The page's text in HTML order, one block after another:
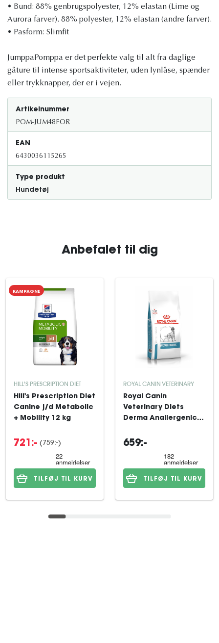
• Bund: 88% genbrugspolyester, 12% elastan (Lime og
Aurora farver). 88% polyester, 12% elastan (andre farver).
• Pasform: Slimfit
JumppaPomppa er det perfekte valg til alt fra daglige
gåture til intense sportsaktiviteter, uden lynlåse, spænder
eller trykknapper, der er i vejen.
Artikelnummer
POM-JUM48FOR
EAN
6430036115265
Type produkt
Hundetøj
Anbefalet til dig
KAMPAGNE
HILL'S PRESCRIPTION DIET
Hill's Prescription Diet
Canine j/d Metabolic
+ Mobility 12 kg
721:- (759:-)
TILFØJ TIL KURV
ROYAL CANIN VETERINARY
Royal Canin
Veterinary Diets
Derma Anallergenic
659:-
TILFØJ TIL KURV